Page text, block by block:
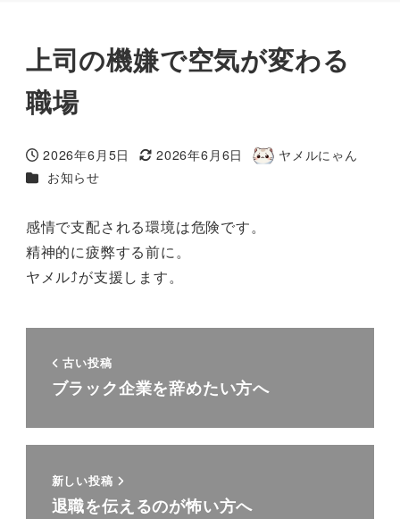
上司の機嫌で空気が変わる
職場
投稿日
2026年6月5日
更新日
2026年6月6日
著
ヤメルにゃん
カテゴリー
お知らせ
感情で支配される環境は危険です。
精神的に疲弊する前に。
ヤメル⤴が支援します。
古い投稿
ブラック企業を辞めたい方へ
新しい投稿
退職を伝えるのが怖い方へ